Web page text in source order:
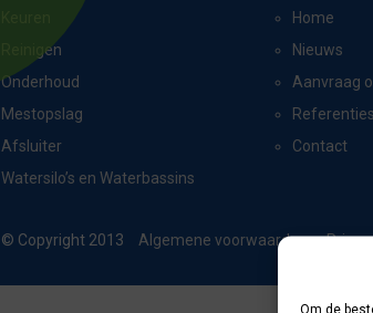
Om de
Reinigen
Onderhoud
Mestopslag
Afsluiter
Watersilo’s en Waterbassins
Home
Nieuws
Aanvraag
Referenties
Contact
© Copyright 2013 Algemene voorwaarden